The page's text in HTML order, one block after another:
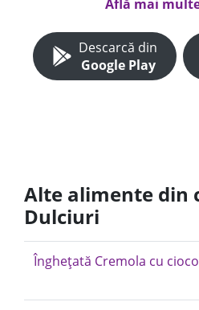
Află mai
Descarcă din
Google Play
Alte alimente din
Dulciuri
Înghețată Cremola cu